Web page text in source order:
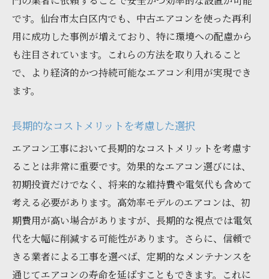
です。仙台市太白区内でも、中古エアコンを使った再利
用に成功した事例が増えており、特に環境への配慮から
も注目されています。これらの方法を取り入れること
で、より経済的かつ持続可能なエアコン利用が実現でき
ます。
長期的なコストメリットを考慮した選択
エアコン工事において長期的なコストメリットを考慮す
ることは非常に重要です。効果的なエアコン選びには、
初期投資だけでなく、将来的な維持費や電気代も含めて
考える必要があります。高効率モデルのエアコンは、初
期費用が高い場合がありますが、長期的な視点では電気
代を大幅に削減する可能性があります。さらに、信頼で
きる業者による工事を選べば、定期的なメンテナンスを
通じてエアコンの寿命を延ばすこともできます。これに